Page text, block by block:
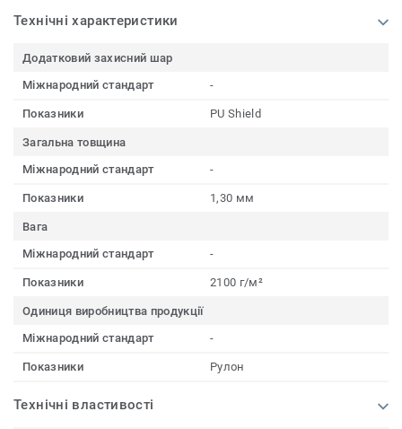
Технічні характеристики
Додатковий захисний шар
Міжнародний стандарт
-
Показники PU Shield
Загальна товщина
Міжнародний стандарт
-
Показники 1,30 мм
Вага
Міжнародний стандарт
-
Показники 2100 г/м²
Одиниця виробництва продукції
Міжнародний стандарт
-
Показники Рулон
Технічні властивості